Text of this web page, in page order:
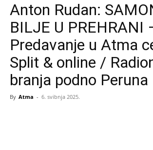
Anton Rudan:
BILJE U PREHRANI
Predavanje u Atma
Split & online /
branja podno Peruna
By Atma - 6. svibnja 2025.